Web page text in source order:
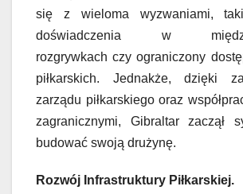
się z wieloma wyzwaniami,
doświadczenia w
rozgrywkach czy ograniczony
piłkarskich. Jednakże, dzięki
zarządu piłkarskiego oraz
zagranicznymi, Gibraltar zaczął
budować swoją drużynę.
Rozwój Infrastruktury Piłkarskiej.